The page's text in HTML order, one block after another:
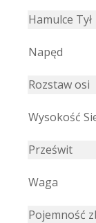
Hamulce Tył
Napęd
Rozstaw osi
Wysokość
Prześwit
Waga
Pojemność